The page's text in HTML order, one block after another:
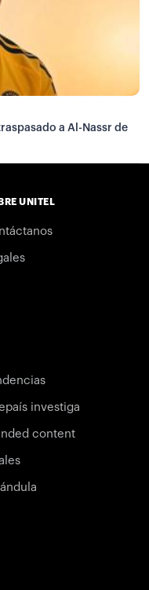
a Al-Nassr de
UNITEL
investiga
content